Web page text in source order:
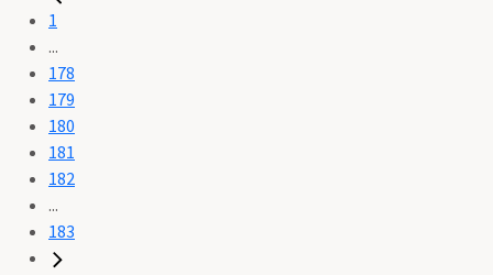
1
...
178
179
180
181
182
...
183